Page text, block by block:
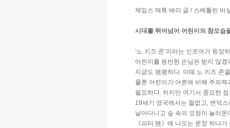
제임스 매튜 배리 글 / 스베틀린 바
시대를 뛰어넘어 어린이의 참모습
‘노 키즈 존’이라는 신조어가 등장
어린이를 동반한 손님은 받지 않
지금도 팽팽하다. 이때 노 키즈 존
물론 어린이가 어른에 비해 주의
필요하다. 하지만 여기서 중요한
19세기 영국에서는 철없고, 변덕
날아다니고 숲 속의 요정이 놀러
《피터 팬》에 나오는 문장 하나